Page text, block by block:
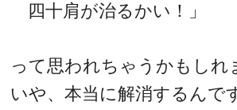
四十肩が治るかい！」
って思われちゃうかもしれ
いや、本当に解消するんで